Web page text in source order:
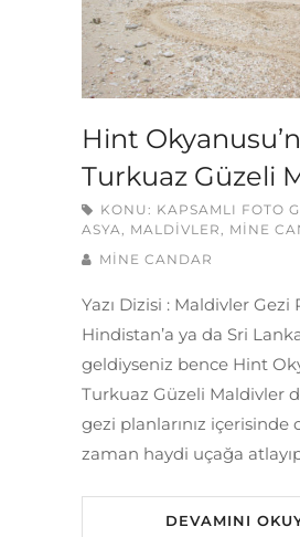
Hint
Turkuaz Güzeli
KONU: KAPSAMLI FOTO
ASYA
MALDIVLER
MINE
MINE CANDAR
Yazı Dizisi : Maldivler Gezi
Hindistan’a ya da Sri
geldiyseniz bence Hint
Turkuaz Güzeli Maldivler
gezi planlarınız içerisinde
zaman haydi uçağa
DEVAMINI